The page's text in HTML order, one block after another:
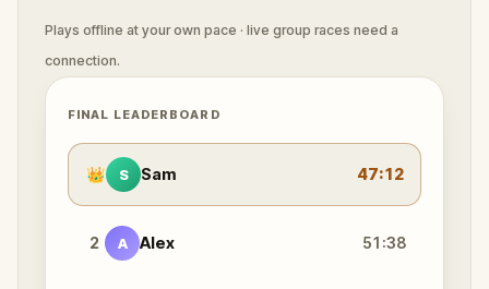
Plays offline at your own pace · live group races need a
connection.
FINAL LEADERBOARD
👑 S Sam 47:12
2 A Alex 51:38